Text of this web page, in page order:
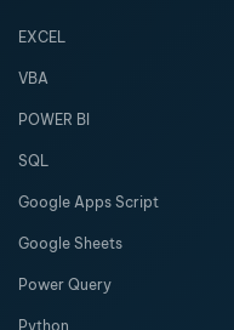
EXCEL
VBA
POWER BI
SQL
Google Apps Script
Google Sheets
Power Query
Python